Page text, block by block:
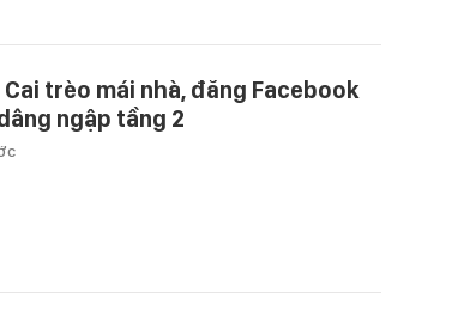
trèo mái nhà, đăng Facebook
ngập tầng 2